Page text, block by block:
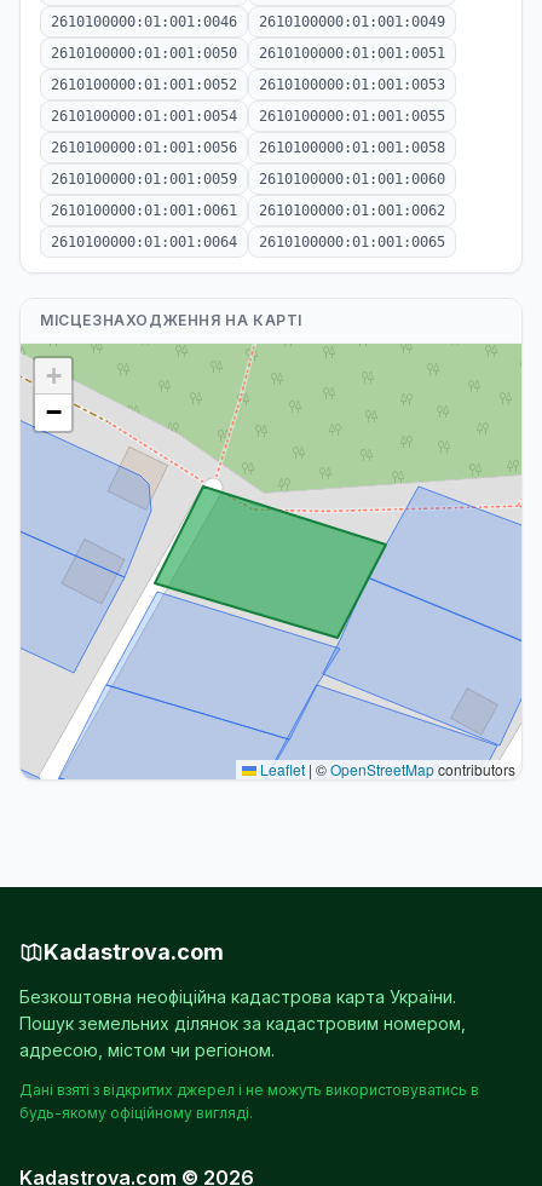
2610100000:01:001:0046
2610100000:01:001:0049
2610100000:01:001:0050
2610100000:01:001:0051
2610100000:01:001:0052
2610100000:01:001:0053
2610100000:01:001:0054
2610100000:01:001:0055
2610100000:01:001:0056
2610100000:01:001:0058
2610100000:01:001:0059
2610100000:01:001:0060
2610100000:01:001:0061
2610100000:01:001:0062
2610100000:01:001:0064
2610100000:01:001:0065
МІСЦЕЗНАХОДЖЕННЯ НА КАРТІ
+
−
Leaflet | ©OpenStreetMapcontributors
Kadastrova.com
Безкоштовна неофіційна кадастрова карта України.
Пошук земельних ділянок за кадастровим номером,
адресою, містом чи регіоном.
Дані взяті з відкритих джерел і не можуть використовуватись в
будь-якому офіційному вигляді.
Kadastrova.com © 2026